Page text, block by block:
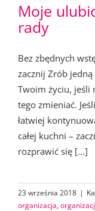
Moje
rady
Bez zbędnych
zacznij Zrób jedną
Twoim życiu, jeśli
tego zmieniać.
łatwiej
całej kuchni –
rozprawić się [...]
23 września 2018 |
organizacja,